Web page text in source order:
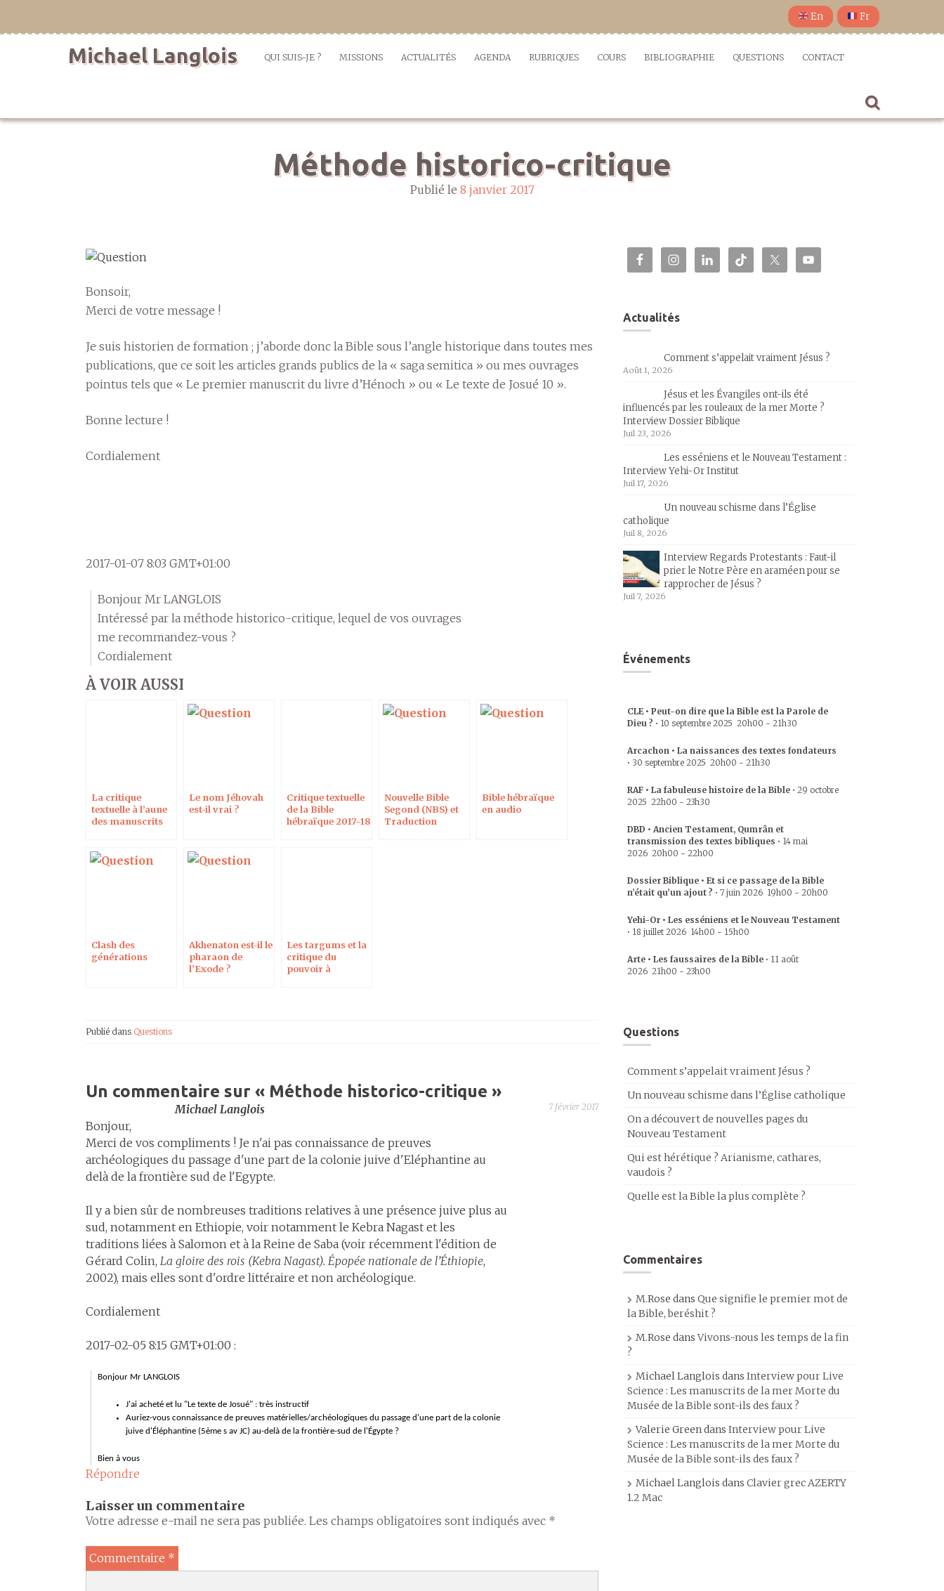
En Fr
Michael Langlois QUI SUIS-JE ? MISSIONS ACTUALITÉS AGENDA RUBRIQUES COURS BIBLIOGRAPHIE QUESTIONS CONTACT
Méthode historico-critique
Publié le 8 janvier 2017
Bonsoir,
Merci de votre message !
Je suis historien de formation ; j’aborde donc la Bible sous l’angle historique dans toutes mes
publications, que ce soit les articles grands publics de la « saga semitica » ou mes ouvrages
pointus tels que « Le premier manuscrit du livre d’Hénoch » ou « Le texte de Josué 10 ».
Bonne lecture !
Cordialement
2017-01-07 8:03 GMT+01:00
Bonjour Mr LANGLOIS
Intéressé par la méthode historico-critique, lequel de vos ouvrages
me recommandez-vous ?
Cordialement
À VOIR AUSSI
La critique
textuelle à l’aune
des manuscrits
Le nom Jéhovah
est-il vrai ?
Critique textuelle
de la Bible
hébraïque 2017-18
Nouvelle Bible
Segond (NBS) et
Traduction
Bible hébraïque
en audio
Clash des
générations
Akhenaton est-il le
pharaon de
l’Exode ?
Les targums et la
critique du
pouvoir à
Publié dans Questions
Un commentaire sur « Méthode historico-critique »
Michael Langlois 7 février 2017
Bonjour,
Merci de vos compliments ! Je n'ai pas connaissance de preuves
archéologiques du passage d'une part de la colonie juive d'Eléphantine au
delà de la frontière sud de l'Egypte.
Il y a bien sûr de nombreuses traditions relatives à une présence juive plus au
sud, notamment en Ethiopie, voir notamment le Kebra Nagast et les
traditions liées à Salomon et à la Reine de Saba (voir récemment l'édition de
Gérard Colin, La gloire des rois (Kebra Nagast). Épopée nationale de l’Éthiopie,
2002), mais elles sont d'ordre littéraire et non archéologique.
Cordialement
2017-02-05 8:15 GMT+01:00 :
Bonjour Mr LANGLOIS
J'ai acheté et lu "Le texte de Josué" : très instructif
Auriez-vous connaissance de preuves matérielles/archéologiques du passage d'une part de la colonie
juive d'Éléphantine (5ème s av JC) au-delà de la frontière-sud de l'Égypte ?
Bien à vous
Répondre
Laisser un commentaire
Votre adresse e-mail ne sera pas publiée. Les champs obligatoires sont indiqués avec *
Commentaire *
Actualités
Comment s’appelait vraiment Jésus ?
Août 1, 2026
Jésus et les Évangiles ont-ils été
influencés par les rouleaux de la mer Morte ?
Interview Dossier Biblique
Juil 23, 2026
Les esséniens et le Nouveau Testament :
Interview Yehi-Or Institut
Juil 17, 2026
Un nouveau schisme dans l’Église
catholique
Juil 8, 2026
Interview Regards Protestants : Faut-il
prier le Notre Père en araméen pour se
rapprocher de Jésus ?
Juil 7, 2026
Événements
CLE • Peut-on dire que la Bible est la Parole de
Dieu ? • 10 septembre 2025 20h00 - 21h30
Arcachon • La naissances des textes fondateurs
• 30 septembre 2025 20h00 - 21h30
RAF • La fabuleuse histoire de la Bible • 29 octobre
2025 22h00 - 23h30
DBD • Ancien Testament, Qumrân et
transmission des textes bibliques • 14 mai
2026 20h00 - 22h00
Dossier Biblique • Et si ce passage de la Bible
n’était qu’un ajout ? • 7 juin 2026 19h00 - 20h00
Yehi-Or • Les esséniens et le Nouveau Testament
• 18 juillet 2026 14h00 - 15h00
Arte • Les faussaires de la Bible • 11 août
2026 21h00 - 23h00
Questions
Comment s’appelait vraiment Jésus ?
Un nouveau schisme dans l’Église catholique
On a découvert de nouvelles pages du
Nouveau Testament
Qui est hérétique ? Arianisme, cathares,
vaudois ?
Quelle est la Bible la plus complète ?
Commentaires
M.Rose dans Que signifie le premier mot de
la Bible, beréshit ?
M.Rose dansVivons-nous les temps de la fin
?
Michael Langlois dans Interview pour Live
Science : Les manuscrits de la mer Morte du
Musée de la Bible sont-ils des faux ?
Valerie Greendans Interview pour Live
Science : Les manuscrits de la mer Morte du
Musée de la Bible sont-ils des faux ?
Michael Langlois dans Clavier grec AZERTY
1.2 Mac